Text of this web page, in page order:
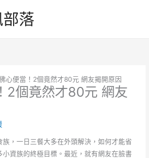
落
心便當！2個竟然才80元 網友揭開原因
2個竟然才80元 網友
族，一日三餐大多在外頭解決，如何才能省
小資族的終極目標。最近，就有網友在臉書